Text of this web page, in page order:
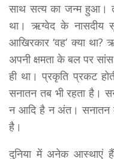
साथ सत्य का जन्म हुआ।
था। ऋग्वेद के नासदीय
आखिरकार ‘वह‘ क्या था?
अपनी क्षमता के बल पर
ही था। प्रकृति प्रकट
सनातन तब भी रहता है।
न आदि है न अंत। सनातन
है।
दुनिया में अनेक आस्थाएं